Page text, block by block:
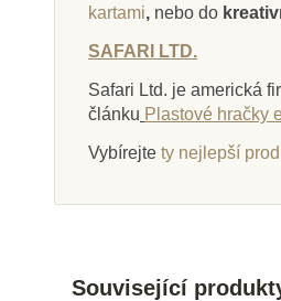
Safari Ltd. Figurka -
Dimorphodon
365 Kč405 Kč
Přidat do košíku
kartami, nebo do
SAFARI LTD.
Safari Ltd. je americká
článku Plastové hračky
Vybírejte ty nejlepší
Související